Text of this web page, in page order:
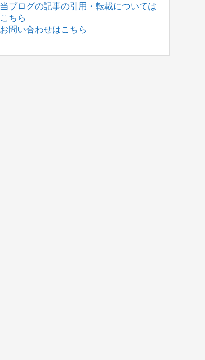
当ブログの記事の引用・転載については
こちら
お問い合わせはこちら